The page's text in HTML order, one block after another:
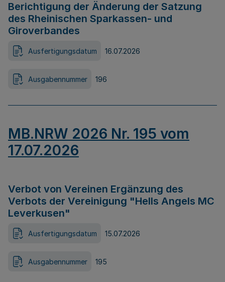
Berichtigung der Änderung der Satzung
des Rheinischen Sparkassen- und
Giroverbandes
Ausfertigungsdatum 16.07.2026
Ausgabennummer 196
MB.NRW 2026 Nr. 195 vom
17.07.2026
Verbot von Vereinen Ergänzung des
Verbots der Vereinigung "Hells Angels MC
Leverkusen"
Ausfertigungsdatum 15.07.2026
Ausgabennummer 195